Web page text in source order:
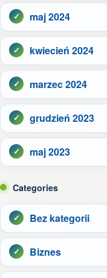
maj 2024
kwiecień 2024
marzec 2024
grudzień 2023
maj 2023
Categories
Bez kategorii
Biznes